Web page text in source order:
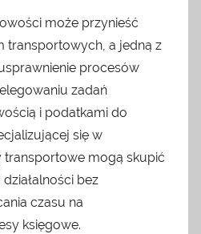
może przynieść
transportowych, a jedną z
procesów
zadań
i podatkami do
się w
transportowe mogą skupić
bez
czasu na
księgowe.